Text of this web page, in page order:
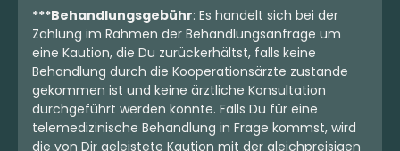
***Behandlungsgebühr: Es handelt sich bei der
Zahlung im Rahmen der Behandlungsanfrage um
eine Kaution, die Du zurückerhältst, falls keine
Behandlung durch die Kooperationsärzte zustande
gekommen ist und keine ärztliche Konsultation
durchgeführt werden konnte. Falls Du für eine
telemedizinische Behandlung in Frage kommst, wird
die von Dir geleistete Kaution mit der gleichpreisigen